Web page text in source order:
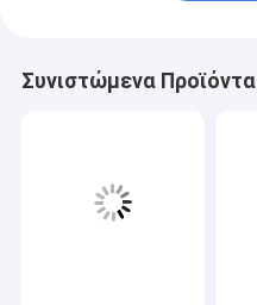
Συνιστώμενα Προϊόντα